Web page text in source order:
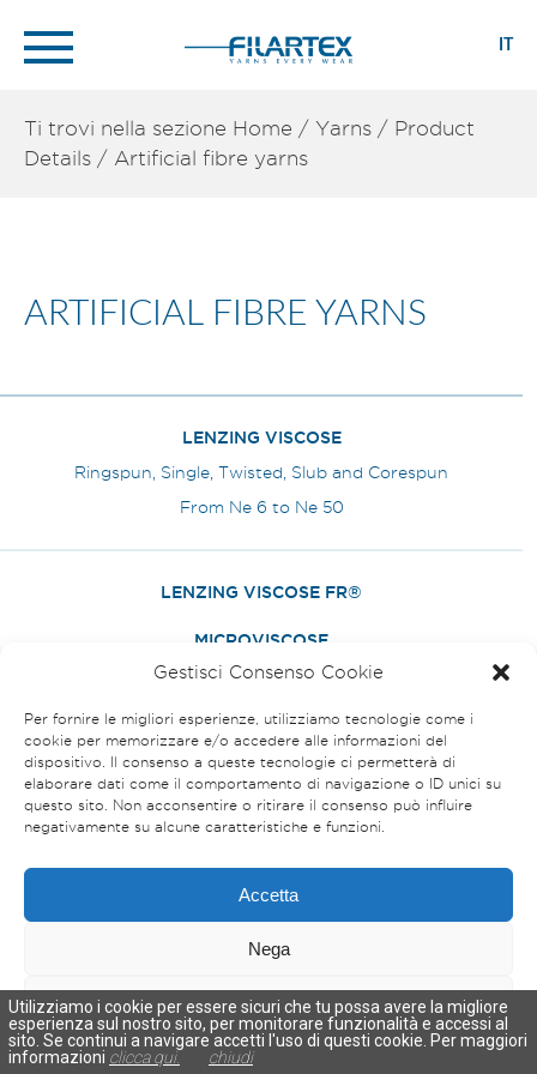
Gestisci Consenso Cookie
Per fornire le migliori esperienze, utilizziamo tecnologie come i
cookie per memorizzare e/o accedere alle informazioni del
dispositivo. Il consenso a queste tecnologie ci permetterà di
elaborare dati come il comportamento di navigazione o ID unici su
questo sito. Non acconsentire o ritirare il consenso può influire
negativamente su alcune caratteristiche e funzioni.
Accetta
Nega
Visualizza le preferenze
Cookies Policy Privacy Policy
Ti trovi nella sezione Home / Yarns / Product
Details / Artificial fibre yarns
ARTIFICIAL FIBRE YARNS
LENZING VISCOSE
Ringspun, Single, Twisted, Slub and Corespun
From Ne 6 to Ne 50
LENZING VISCOSE FR®
MICROVISCOSE
MODAL AND MICRO MODAL
Ringspun yarns
From Ne 8 to Ne 40
COMPANY DETAILS PRIVACY POLICY COOKIES POLICY
CONTACTS
Utilizziamo i cookie per essere sicuri che tu possa avere la migliore
esperienza sul nostro sito, per monitorare funzionalità e accessi al
sito. Se continui a navigare accetti l'uso di questi cookie. Per maggiori
informazioni clicca qui. chiudi